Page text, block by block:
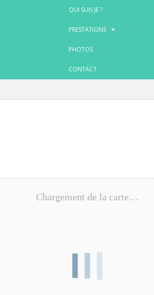
QUI SUIS JE ?
PRESTATIONS
PHOTOS
CONTACT
Chargement de la carte…